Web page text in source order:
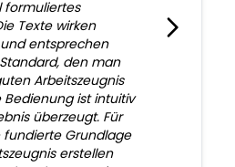
formuliertes
Texte wirken
entsprechen
den man
Arbeitszeugnis
Bedienung ist intuitiv
überzeugt. Für
fundierte Grundlage
erstellen